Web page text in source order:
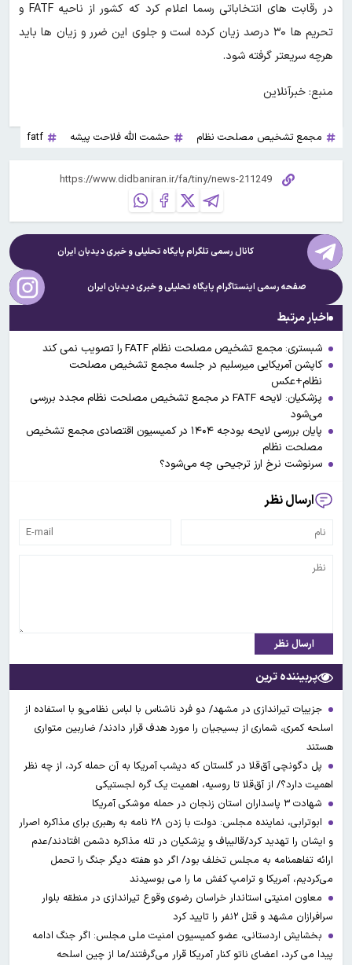
در رقابت های انتخاباتی رسما اعلام کرد که کشور از ناحیه FATF و
تحریم ها ۳۰ درصد زیان کرده است و جلوی این ضرر و زیان ها باید
هرچه سریعتر گرفته شود.
منبع: خبرآنلاین
مجمع تشخیص مصلحت نظام حشمت الله فلاحت پیشه fatf
کانال رسمی تلگرام پایگاه تحلیلی و خبریدیدبان ایران
صفحه رسمی اینستاگرام پایگاه تحلیلی و خبریدیدبان ایران
اخبار مرتبط
شبستری: مجمع تشخیص مصلحت نظام FATF را تصویب نمی کند
کاپشن آمریکایی میرسلیم در جلسه مجمع تشخیص مصلحت
نظام+عکس
پزشکیان: لایحه FATF در مجمع تشخیص مصلحت نظام مجدد بررسی
می‌شود
پایان بررسی لایحه بودجه ۱۴۰۴ در کمیسیون اقتصادی مجمع تشخیص
مصلحت نظام
سرنوشت نرخ ارز ترجیحی چه می‌شود؟
ارسال نظر
ارسال نظر
پربیننده ترین
جزییات تیراندازی در مشهد/ دو فرد ناشناس با لباس نظامی‌و با استفاده از
اسلحه کمری، شماری از بسیجیان را مورد هدف قرار دادند/ ضاربین متواری
هستند
پل دگونچی آق‌قلا در گلستان که دیشب آمریکا به آن حمله کرد، از چه نظر
اهمیت دارد؟/ از آق‌قلا تا روسیه، اهمیت یک گره لجستیکی
شهادت ۳ ‌پاسداران استان زنجان در حمله موشکی آمریکا
ابوترابی، نماینده مجلس: دولت با زدن ۲۸ نامه به رهبری برای مذاکره اصرار
و ایشان را تهدید کرد/قالیباف و پزشکیان در تله مذاکره دشمن افتادند/عدم
ارائه تفاهمنامه به مجلس تخلف بود/ اگر دو هفته دیگر جنگ را تحمل
می‌کردیم، آمریکا و ترامپ کفش ما را می بوسیدند
معاون امنیتی استاندار خراسان رضوی وقوع تیراندازی در منطقه بلوار
سرافرازان مشهد و قتل ۲نفر را تایید کرد
بخشایش اردستانی، عضو کمیسیون امنیت ملی مجلس: اگر جنگ ادامه
پیدا می کرد، اعضای ناتو کنار آمریکا قرار می‌گرفتند/ما از چین اسلحه